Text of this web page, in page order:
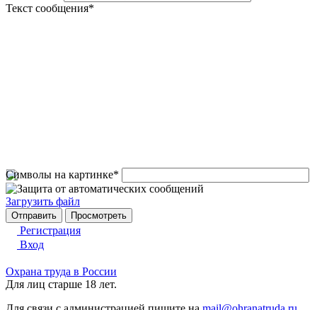
Текст сообщения*
Символы на картинке*
Загрузить файл
Регистрация
Вход
Охрана труда в России
Для лиц старше 18 лет.